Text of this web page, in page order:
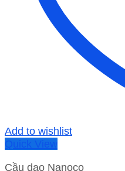
Add to wishlist
Quick View
Cầu dao Nanoco